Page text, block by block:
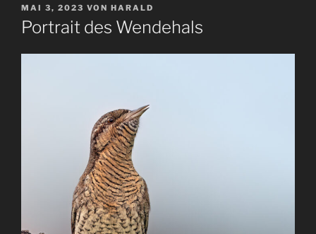
VERÖFFENTLICHT
AM
MAI 3, 2023 VON HARALD
Portrait des Wendehals